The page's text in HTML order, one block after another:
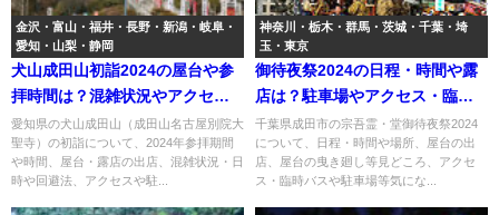
金沢・富山・福井・長野・新潟・岐阜・
愛知・山梨・静岡
犬山成田山初詣2024の屋台や参
拝時間は？混雑状況やアクセス
や駐車場は？
愛知県の犬山成田山（成田山名古屋別院大
聖寺）の初詣について、2024年参拝期間
や時間、屋台・露店の出店、混雑状況・日
時や回避法、アクセスや駐...
神奈川・栃木・群馬・茨城・千葉・埼
玉・東京
御待夜祭2024の日程・時間や露
店は？駐車場やアクセス・臨時
バスは？
千葉県成田市の宗吾霊・堂御待夜祭2024
について、日程・時間や場所、屋台の出
店、屋台の曳き廻し等見どころ、アクセ
ス・臨時バスや駐車場等気にな...